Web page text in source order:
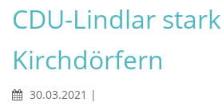
CDU-Lindlar
Kirchdörfern
30.03.2021 |